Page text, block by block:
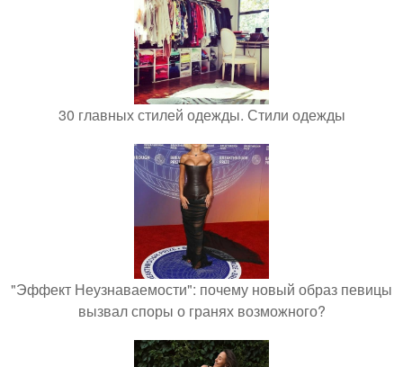
30 главных стилей одежды. Стили одежды
"Эффект Неузнаваемости": почему новый образ певицы
вызвал споры о гранях возможного?